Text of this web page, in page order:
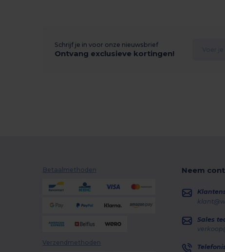
Schrijf je in voor onze nieuwsbrief
Ontvang exclusieve kortingen!
Betaalmethoden
Verzendmethoden
Neem
Sales